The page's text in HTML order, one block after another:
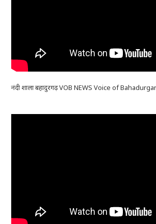
नंदी शाला बहादुरगढ़ VOB NEWS Voice of